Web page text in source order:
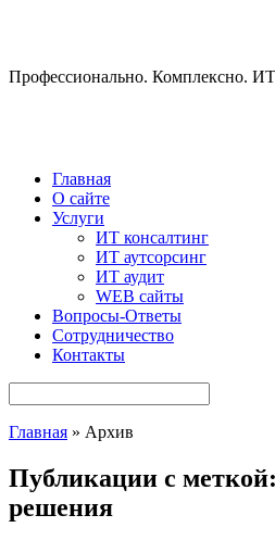
Профессионально. Комплексно.
Главная
О сайте
Услуги
ИТ консалтинг
ИТ аутсорсинг
ИТ аудит
WEB сайты
Вопросы-Ответы
Сотрудничество
Контакты
Главная » Архив
Публикации с
решения